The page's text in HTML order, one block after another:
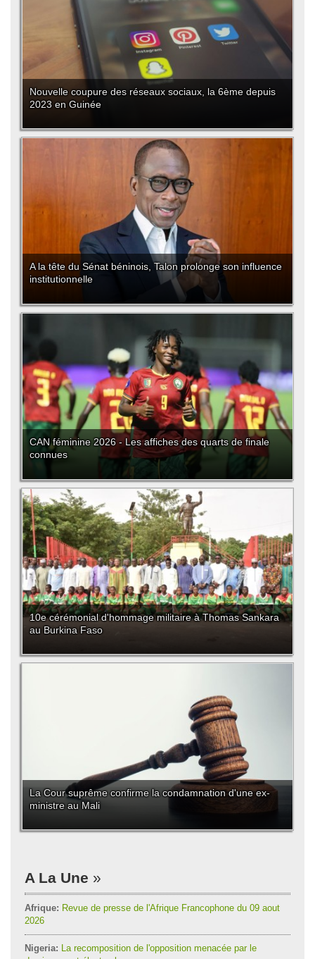
Nouvelle coupure des réseaux sociaux, la 6ème depuis
2023 en Guinée
A la tête du Sénat béninois, Talon prolonge son influence
institutionnelle
CAN féminine 2026 - Les affiches des quarts de finale
connues
10e cérémonial d'hommage militaire à Thomas Sankara
au Burkina Faso
La Cour suprême confirme la condamnation d'une ex-
ministre au Mali
A La Une
Afrique: Revue de presse de l'Afrique Francophone du 09 aout
2026
Nigeria: La recomposition de l'opposition menacée par le